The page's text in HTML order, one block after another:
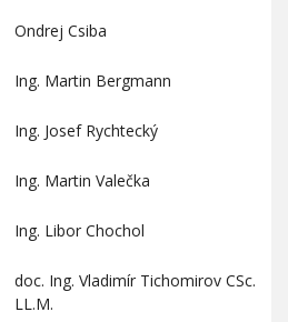
Ondrej Csiba
Ing. Martin Bergmann
Ing. Josef Rychtecký
Ing. Martin Valečka
Ing. Libor Chochol
doc. Ing. Vladimír Tichomirov CSc.
LL.M.